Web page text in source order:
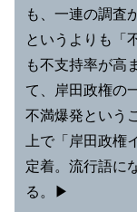
も、一連の調査
というよりも「
も不支持率が高
て、岸田政権の
不満爆発という
上で「岸田政権
定着。流行語に
る。▶︎